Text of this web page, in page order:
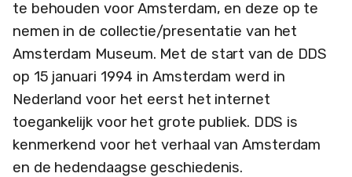
te behouden voor Amsterdam, en deze op te
nemen in de collectie/presentatie van het
Amsterdam Museum. Met de start van de DDS
op 15 januari 1994 in Amsterdam werd in
Nederland voor het eerst het internet
toegankelijk voor het grote publiek. DDS is
kenmerkend voor het verhaal van Amsterdam
en de hedendaagse geschiedenis.